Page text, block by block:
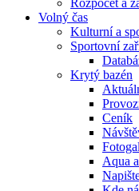
Rozpočet a
Volný čas
Kulturní a
Sportovní
Krytý bazén
Ceník
Aqua